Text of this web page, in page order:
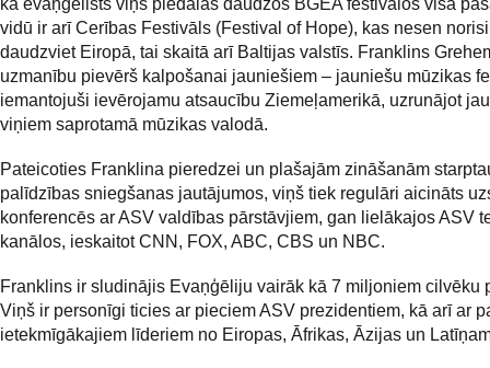
vidū ir arī Cerības Festivāls (Festival of Hope), kas nesen
daudzviet Eiropā, tai skaitā arī Baltijas valstīs. Franklins
uzmanību pievērš kalpošanai jauniešiem – jauniešu mūzikas
iemantojuši ievērojamu atsaucību Ziemeļamerikā, uzrunājot
viņiem saprotamā mūzikas valodā.
Pateicoties Franklina pieredzei un plašajām zināšanām
palīdzības sniegšanas jautājumos, viņš tiek regulāri aicināts
konferencēs ar ASV valdības pārstāvjiem, gan lielākajos ASV
kanālos, ieskaitot CNN, FOX, ABC, CBS un NBC.
Franklins ir sludinājis Evaņģēliju vairāk kā 7 miljoniem cilvēku
Viņš ir personīgi ticies ar pieciem ASV prezidentiem, kā arī ar
ietekmīgākajiem līderiem no Eiropas, Āfrikas, Āzijas un